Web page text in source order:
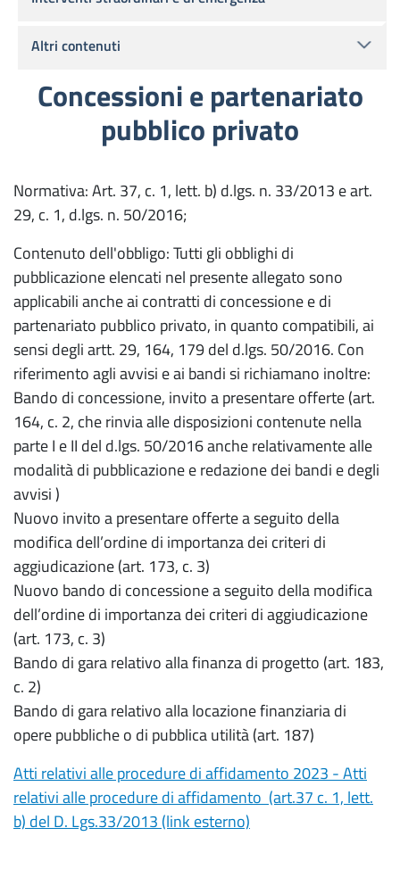
Concessioni e partenariato
pubblico privato
Normativa: Art. 37, c. 1, lett. b) d.lgs. n. 33/2013 e art.
29, c. 1, d.lgs. n. 50/2016;
Contenuto dell'obbligo: Tutti gli obblighi di
pubblicazione elencati nel presente allegato sono
applicabili anche ai contratti di concessione e di
partenariato pubblico privato, in quanto compatibili, ai
sensi degli artt. 29, 164, 179 del d.lgs. 50/2016. Con
riferimento agli avvisi e ai bandi si richiamano inoltre:
Bando di concessione, invito a presentare offerte (art.
164, c. 2, che rinvia alle disposizioni contenute nella
parte I e II del d.lgs. 50/2016 anche relativamente alle
modalità di pubblicazione e redazione dei bandi e degli
avvisi )
Nuovo invito a presentare offerte a seguito della
modifica dell’ordine di importanza dei criteri di
aggiudicazione (art. 173, c. 3)
Nuovo bando di concessione a seguito della modifica
dell’ordine di importanza dei criteri di aggiudicazione
(art. 173, c. 3)
Bando di gara relativo alla finanza di progetto (art. 183,
c. 2)
Bando di gara relativo alla locazione finanziaria di
opere pubbliche o di pubblica utilità (art. 187)
Atti relativi alle procedure di affidamento 2023 - Atti
relativi alle procedure di affidamento (art.37 c. 1, lett.
b) del D. Lgs.33/2013 (link esterno)
Altri contenuti